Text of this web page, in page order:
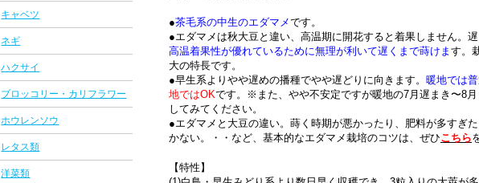
●茶毛系の中生のエダマメです。
●エダマメは秋大豆と違い、高温期に開花すると着果しません。
高温着果性が優れているために無理が利いて遅くまで蒔けま す。
大の特長です。
●早生系よりやや遅めの播種でやや遅どりに向きます。 暖地では
地ではOKです。※また、やや不安定ですが暖地の7月遅まき〜8
してみてください。
●エダマメと大豆の違い。蒔く時期が悪かったり、肥料が多すぎ
かない。・・など、基本的なエダマメ栽培のコツは、ぜひこちら
【特性】
キャベツ
ネギ
ハクサイ
ブロッコリー・カリフラワー
ホウレンソウ
レタス類
洋菜類